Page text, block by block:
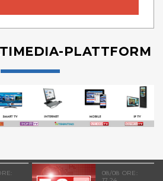
PLATTFORM
08/08 ORE: